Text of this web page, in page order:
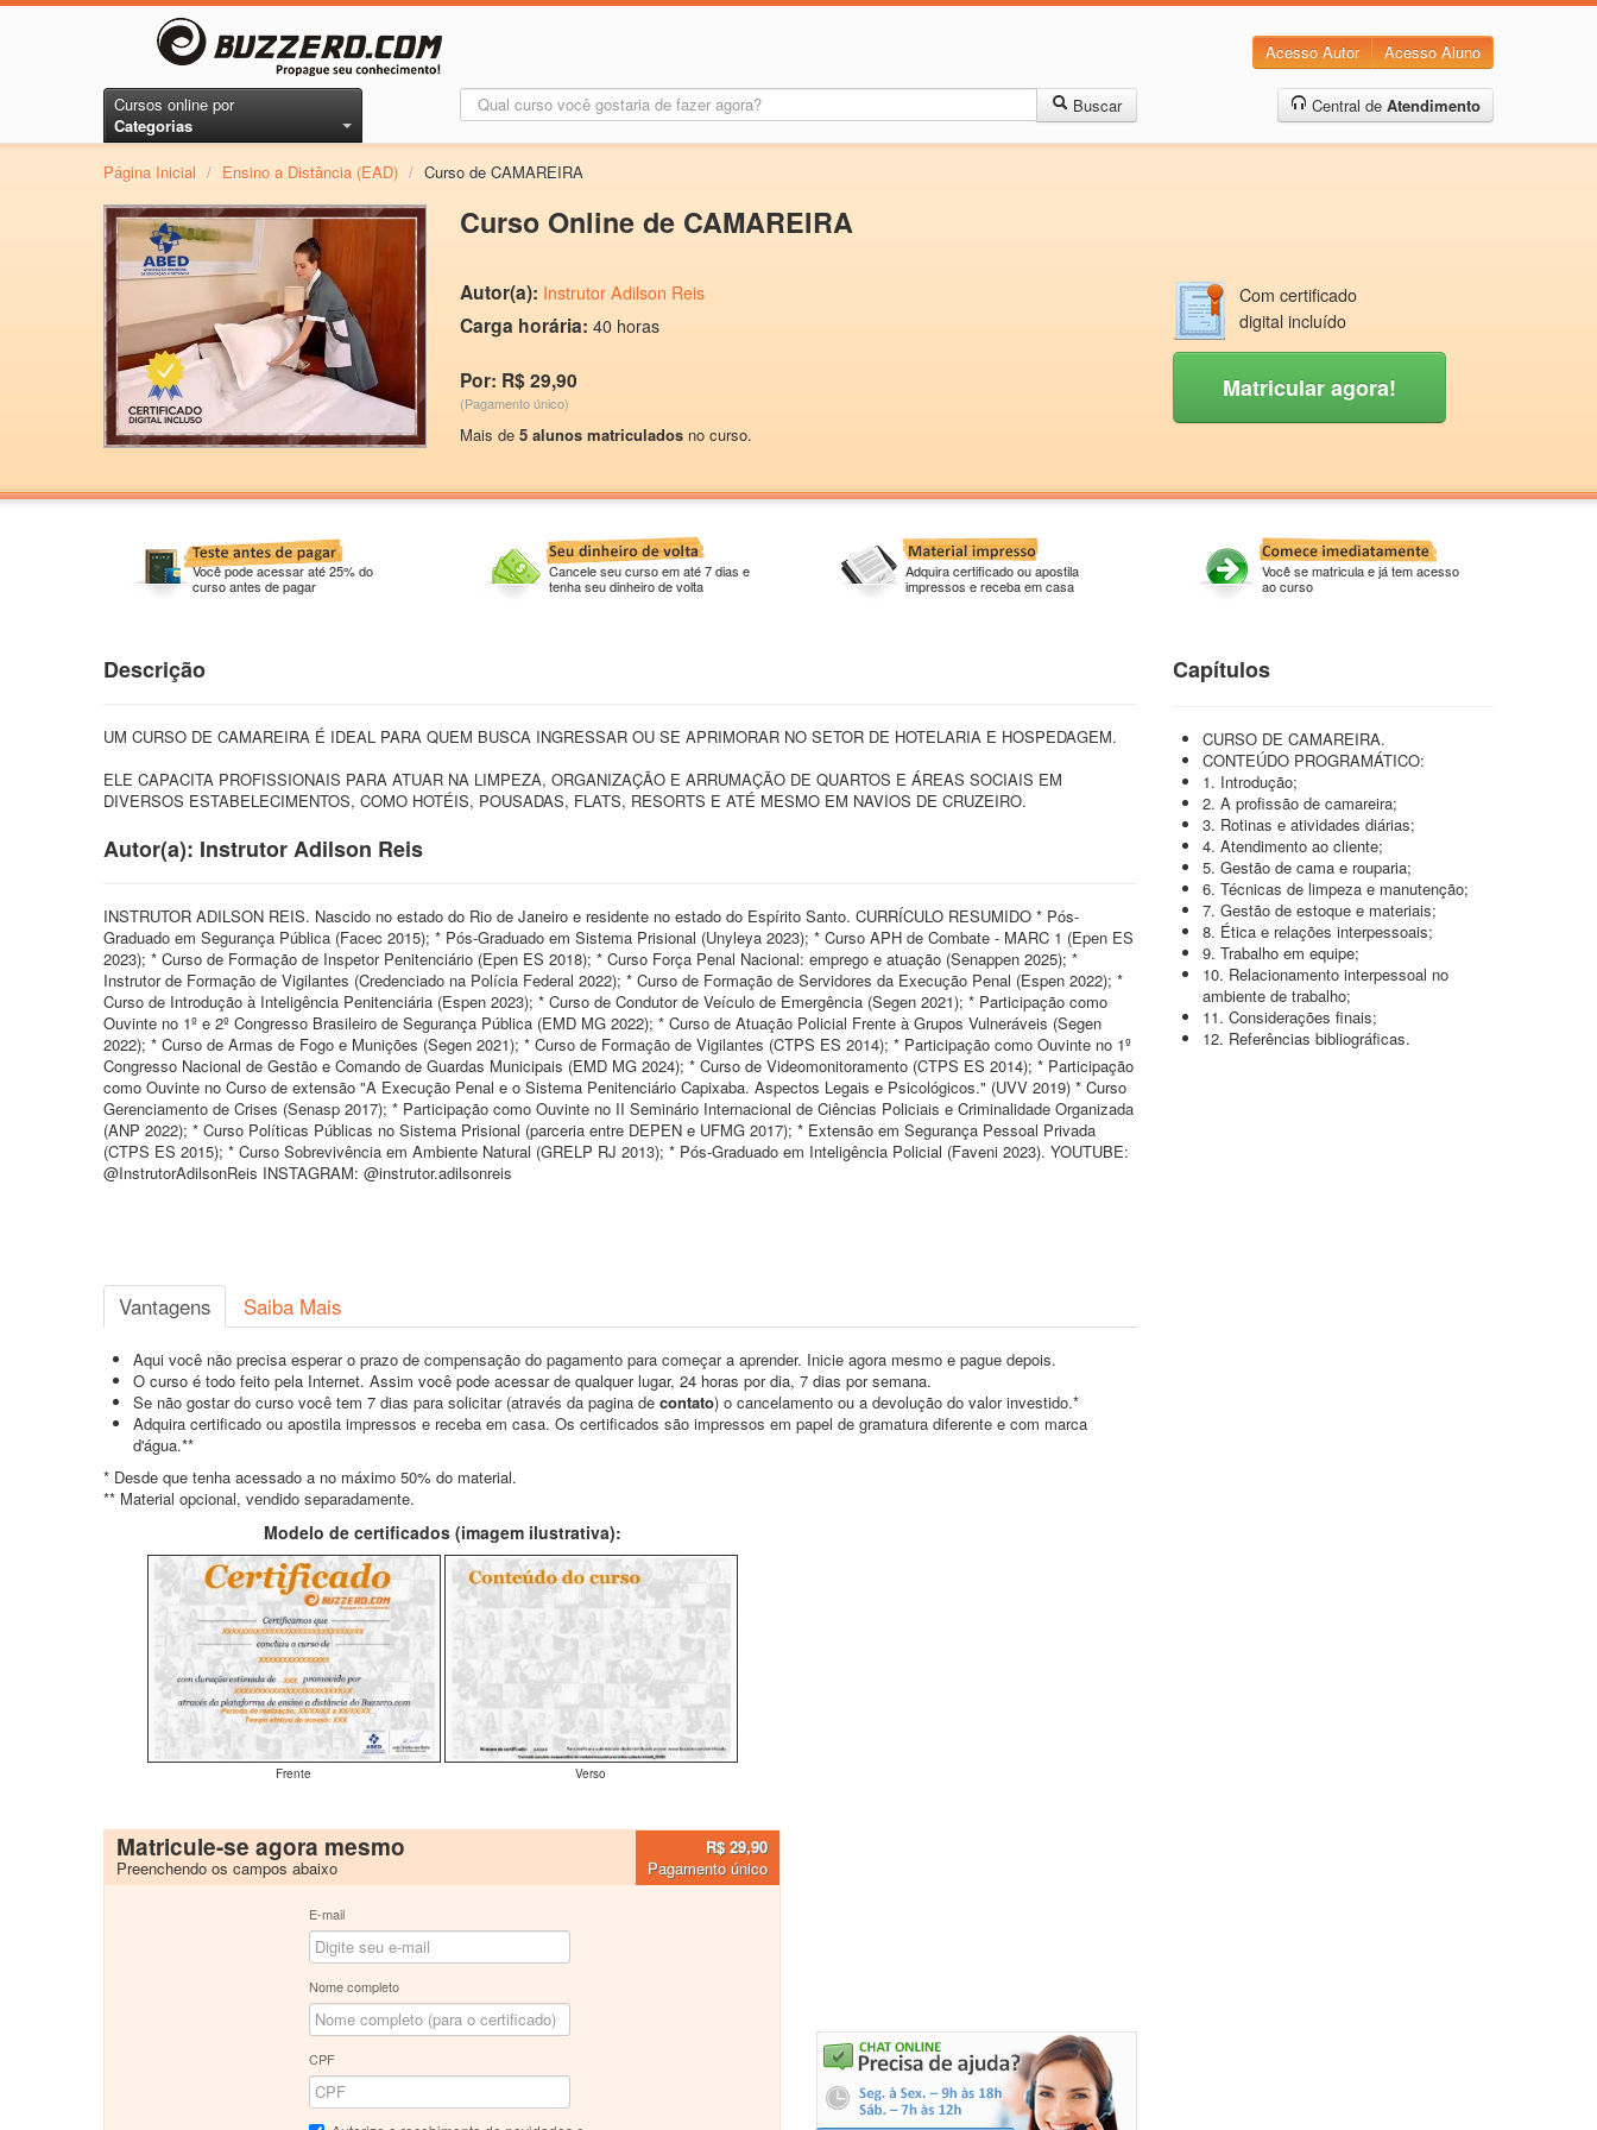
Acesso Autor Acesso Aluno
Cursos online por
Categorias
Buscar Central de Atendimento
Página Inicial / Ensino a Distância (EAD) / Curso de CAMAREIRA
Curso Online de CAMAREIRA
Autor(a): Instrutor Adilson Reis
Carga horária: 40 horas
Por: R$ 29,90
(Pagamento único)
Mais de 5 alunos matriculados no curso.
Com certificado
digital incluído
Matricular agora!
Você pode acessar até 25% do
curso antes de pagar
Cancele seu curso em até 7 dias e
tenha seu dinheiro de volta
Adquira certificado ou apostila
impressos e receba em casa
Você se matricula e já tem acesso
ao curso
Descrição
UM CURSO DE CAMAREIRA É IDEAL PARA QUEM BUSCA INGRESSAR OU SE APRIMORAR NO SETOR DE HOTELARIA E HOSPEDAGEM.
ELE CAPACITA PROFISSIONAIS PARA ATUAR NA LIMPEZA, ORGANIZAÇÃO E ARRUMAÇÃO DE QUARTOS E ÁREAS SOCIAIS EM
DIVERSOS ESTABELECIMENTOS, COMO HOTÉIS, POUSADAS, FLATS, RESORTS E ATÉ MESMO EM NAVIOS DE CRUZEIRO.
Autor(a): Instrutor Adilson Reis
INSTRUTOR ADILSON REIS. Nascido no estado do Rio de Janeiro e residente no estado do Espírito Santo. CURRÍCULO RESUMIDO * Pós-
Graduado em Segurança Pública (Facec 2015); * Pós-Graduado em Sistema Prisional (Unyleya 2023); * Curso APH de Combate - MARC 1 (Epen ES
2023); * Curso de Formação de Inspetor Penitenciário (Epen ES 2018); * Curso Força Penal Nacional: emprego e atuação (Senappen 2025); *
Instrutor de Formação de Vigilantes (Credenciado na Polícia Federal 2022); * Curso de Formação de Servidores da Execução Penal (Espen 2022); *
Curso de Introdução à Inteligência Penitenciária (Espen 2023); * Curso de Condutor de Veículo de Emergência (Segen 2021); * Participação como
Ouvinte no 1º e 2º Congresso Brasileiro de Segurança Pública (EMD MG 2022); * Curso de Atuação Policial Frente à Grupos Vulneráveis (Segen
2022); * Curso de Armas de Fogo e Munições (Segen 2021); * Curso de Formação de Vigilantes (CTPS ES 2014); * Participação como Ouvinte no 1º
Congresso Nacional de Gestão e Comando de Guardas Municipais (EMD MG 2024); * Curso de Videomonitoramento (CTPS ES 2014); * Participação
como Ouvinte no Curso de extensão "A Execução Penal e o Sistema Penitenciário Capixaba. Aspectos Legais e Psicológicos." (UVV 2019) * Curso
Gerenciamento de Crises (Senasp 2017); * Participação como Ouvinte no II Seminário Internacional de Ciências Policiais e Criminalidade Organizada
(ANP 2022); * Curso Políticas Públicas no Sistema Prisional (parceria entre DEPEN e UFMG 2017); * Extensão em Segurança Pessoal Privada
(CTPS ES 2015); * Curso Sobrevivência em Ambiente Natural (GRELP RJ 2013); * Pós-Graduado em Inteligência Policial (Faveni 2023). YOUTUBE:
@InstrutorAdilsonReis INSTAGRAM: @instrutor.adilsonreis
Vantagens Saiba Mais
Aqui você não precisa esperar o prazo de compensação do pagamento para começar a aprender. Inicie agora mesmo e pague depois.
O curso é todo feito pela Internet. Assim você pode acessar de qualquer lugar, 24 horas por dia, 7 dias por semana.
Se não gostar do curso você tem 7 dias para solicitar (através da pagina de contato) o cancelamento ou a devolução do valor investido.*
Adquira certificado ou apostila impressos e receba em casa. Os certificados são impressos em papel de gramatura diferente e com marca
d'água.**
* Desde que tenha acessado a no máximo 50% do material.
** Material opcional, vendido separadamente.
Modelo de certificados (imagem ilustrativa):
Frente Verso
Matricule-se agora mesmo
Preenchendo os campos abaixo
R$ 29,90
Pagamento único
E-mail
Nome completo
CPF
Capítulos
CURSO DE CAMAREIRA.
CONTEÚDO PROGRAMÁTICO:
1. Introdução;
2. A profissão de camareira;
3. Rotinas e atividades diárias;
4. Atendimento ao cliente;
5. Gestão de cama e rouparia;
6. Técnicas de limpeza e manutenção;
7. Gestão de estoque e materiais;
8. Ética e relações interpessoais;
9. Trabalho em equipe;
10. Relacionamento interpessoal no
ambiente de trabalho;
11. Considerações finais;
12. Referências bibliográficas.